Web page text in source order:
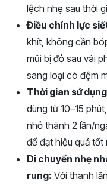
lệch nhẹ sau thời
Điều chỉnh lực
khít, không cần
mũi bị đỏ sau vài
sang loại có đệm
Thời gian sử
dùng từ 10–15
nhỏ thành 2 lần/
để đạt hiệu quả tốt
Di chuyển nhẹ
rung: Với thanh